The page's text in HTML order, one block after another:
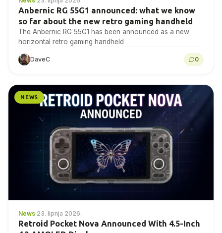
Anbernic RG 55G1 announced: what we know
so far about the new retro gaming handheld
The Anbernic RG 55G1 has been announced as a new
horizontal retro gaming handheld
DaveC 0
NEWS
News·23. lipnja 2026.
Retroid Pocket Nova Announced With 4.5-Inch